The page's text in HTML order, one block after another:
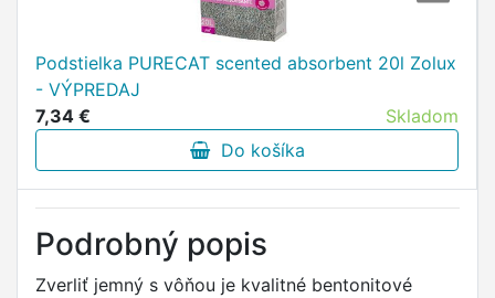
Podstielka PURECAT scented absorbent 20l Zolux
- VÝPREDAJ
7,34 €
Skladom
Do košíka
Podrobný popis
Zverliť jemný s vôňou je kvalitné bentonitové